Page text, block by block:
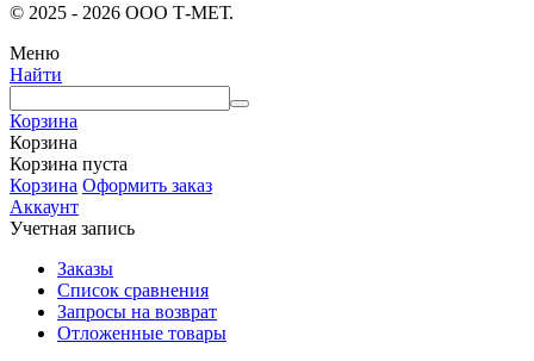
© 2025 - 2026 ООО Т-МЕТ.
Меню
Найти
Корзина
Корзина
Корзина пуста
Корзина Оформить заказ
Аккаунт
Учетная запись
Заказы
Список сравнения
Запросы на возврат
Отложенные товары